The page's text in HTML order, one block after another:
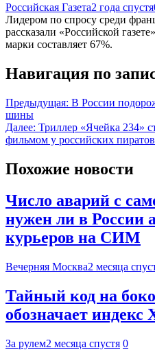
Российская Газета2 года спустя
Лидером по спросу среди
рассказали «Российской
марки составляет 67%.
Навигация по
Предыдущая: В России
шины
Далее: Триллер «Ячейка 234»
фильмом у российских
Похожие новости
Число аварий с
нужен ли в России
курьеров на СИМ
Вечерняя Москва2 месяца
Тайный код на
обозначает индекс
За рулем2 месяца спустя 0